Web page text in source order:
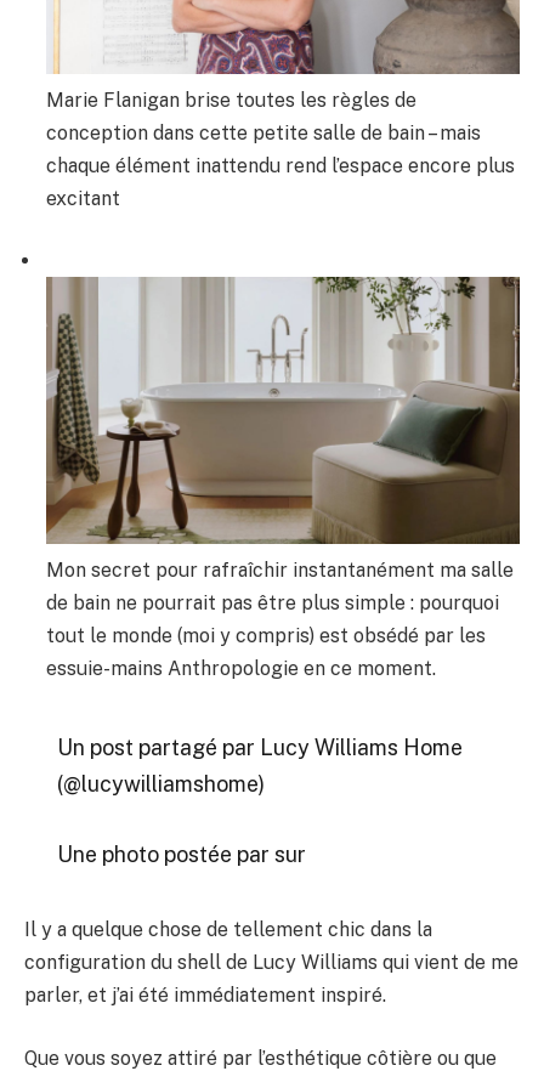
Marie Flanigan brise toutes les règles de
conception dans cette petite salle de bain – mais
chaque élément inattendu rend l’espace encore plus
excitant
Mon secret pour rafraîchir instantanément ma salle
de bain ne pourrait pas être plus simple : pourquoi
tout le monde (moi y compris) est obsédé par les
essuie-mains Anthropologie en ce moment.
Un post partagé par Lucy Williams Home
(@lucywilliamshome)
Une photo postée par sur
Il y a quelque chose de tellement chic dans la
configuration du shell de Lucy Williams qui vient de me
parler, et j’ai été immédiatement inspiré.
Que vous soyez attiré par l’esthétique côtière ou que